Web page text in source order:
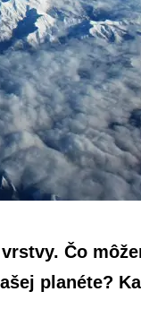
Čo
planéte?